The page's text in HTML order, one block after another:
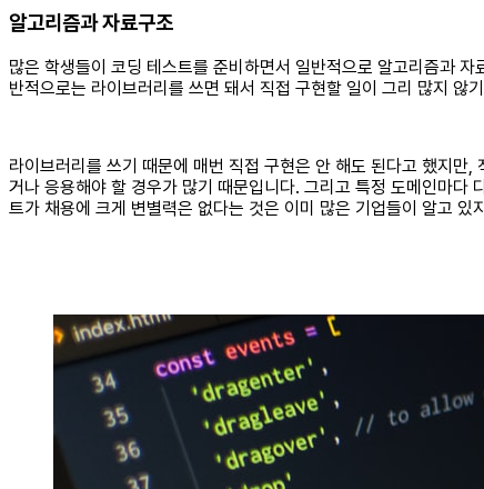
알고리즘과 자료구조
많은 학생들이 코딩 테스트를 준비하면서 일반적으로 알고리즘과
반적으로는 라이브러리를 쓰면 돼서 직접 구현할 일이 그리 많지 않
라이브러리를 쓰기 때문에 매번 직접 구현은 안 해도 된다고 했지만
거나 응용해야 할 경우가 많기 때문입니다. 그리고 특정 도메인마다
트가 채용에 크게 변별력은 없다는 것은 이미 많은 기업들이 알고